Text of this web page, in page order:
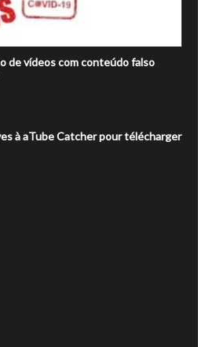
de vídeos com conteúdo falso
à aTube Catcher pour télécharger